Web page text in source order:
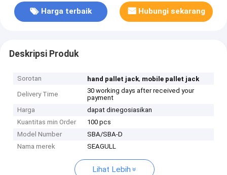
Harga terbaik Hubungi sekarang
Deskripsi Produk
Sorotan hand pallet jack, mobile pallet jack
Delivery Time
30 working days after received your
payment
Harga
dapat dinegosiasikan
Kuantitas min Order
100 pcs
Model Number
SBA/SBA-D
Nama merek
SEAGULL
Lihat Lebih